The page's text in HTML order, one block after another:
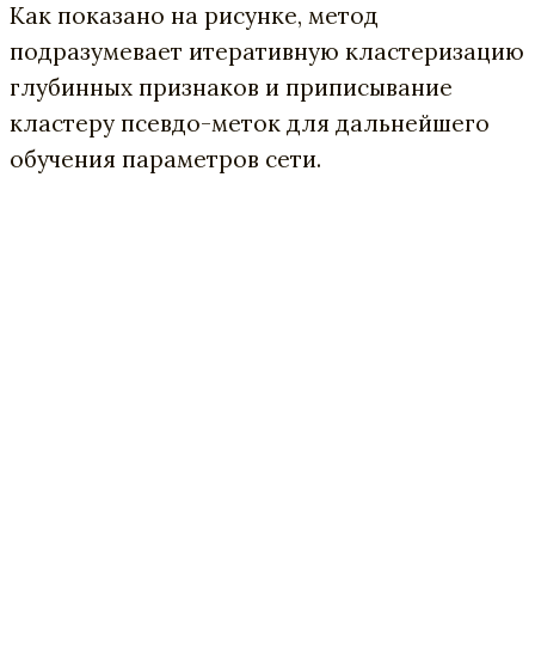
Как показано на рисунке, метод
подразумевает итеративную кластеризацию
глубинных признаков и приписывание
кластеру псевдо-меток для дальнейшего
обучения параметров сети.